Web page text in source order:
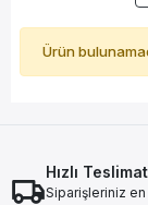
Ürün
Hızlı Teslimat
Siparişleriniz en